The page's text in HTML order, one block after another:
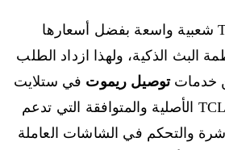
اكتسبت شاشات TCL شعبية واسعة بفضل أسعارها
البث الذكية، ولهذا ازداد الطلب
خدماتتوصيل ريموت في ستلايت
ADS. نوفّر ريموتات TCL الأصلية والمتوافقة التي تدعم
والتحكم في الشاشات العاملة